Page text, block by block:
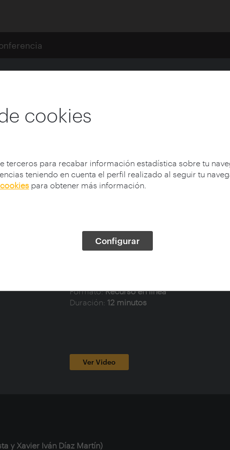
cookies
terceros para recabar información estadística sobre tu
teniendo en cuenta el perfil realizado al seguir tu
para obtener más información.
Configurar
Madrid 2010
por parte de los
Institución: Fundación Arquia
Lugar: Madrid / ESPAÑA
Fecha: 21/10/2010
Autor - Congreso:
Foro Arquia/Próxima
Conferencias, Viviendas en
Formato: Recurso en línea
Duración: 12 minutos
Ver Video
y Xavier Iván Díaz Martín)